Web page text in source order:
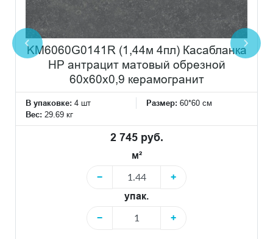
KM6060G0141R (1,44м 4пл) Касабланка
HP антрацит матовый обрезной
60x60x0,9 керамогранит
В упаковке: 4 шт Размер: 60*60 см
Вес: 29.69 кг
2 745 руб.
м²
−
+
упак.
−
+